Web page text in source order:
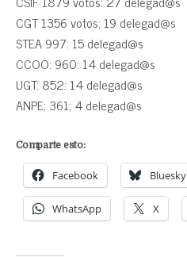
CGT 1356 votos; 19 delegad@s
STEA 997: 15 delegad@s
CCOO: 960: 14 delegad@s
UGT: 852: 14 delegad@s
ANPE; 361; 4 delegad@s
Comparte esto:
Facebook Bluesky
WhatsApp X